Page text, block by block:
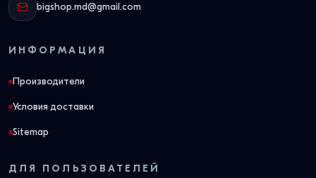
bigshop.md@gmail.com
ИНФОРМАЦИЯ
Производители
Условия доставки
Sitemap
ДЛЯ ПОЛЬЗОВАТЕЛЕЙ